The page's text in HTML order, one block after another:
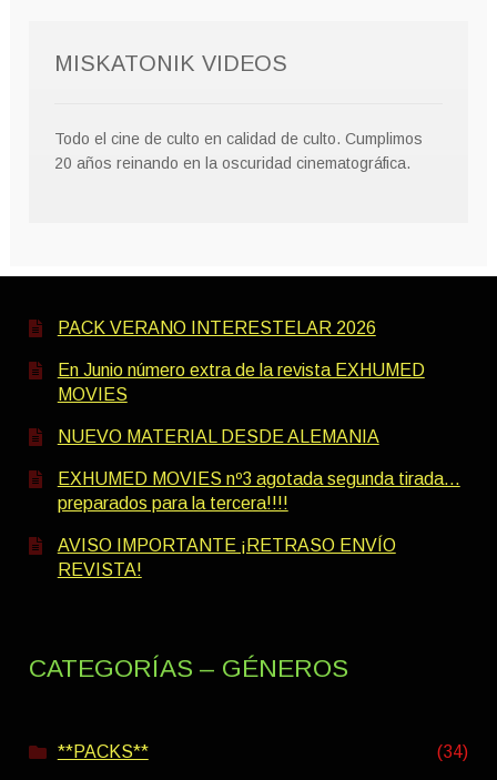
MISKATONIK VIDEOS
Todo el cine de culto en calidad de culto. Cumplimos
20 años reinando en la oscuridad cinematográfica.
PACK VERANO INTERESTELAR 2026
En Junio número extra de la revista EXHUMED
MOVIES
NUEVO MATERIAL DESDE ALEMANIA
EXHUMED MOVIES nº3 agotada segunda tirada…
preparados para la tercera!!!!
AVISO IMPORTANTE ¡RETRASO ENVÍO
REVISTA!
CATEGORÍAS – GÉNEROS
**PACKS** (34)